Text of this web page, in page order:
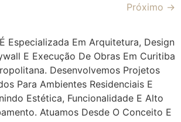
Próximo →
Especializada Em Arquitetura, Design
E Execução De Obras Em Curitiba
Desenvolvemos Projetos
Para Ambientes Residenciais E
Estética, Funcionalidade E Alto
Atuamos Desde O Conceito E